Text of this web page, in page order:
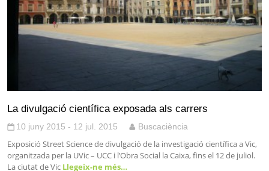
La divulgació científica exposada als carrers
10 juny 2015 - 12 jul. 2015 Buscaciència
Exposició Street Science de divulgació de la investigació científica a Vic,
organitzada per la UVic – UCC i l’Obra Social la Caixa, fins el 12 de juliol.
La ciutat de Vic Llegeix-ne més…